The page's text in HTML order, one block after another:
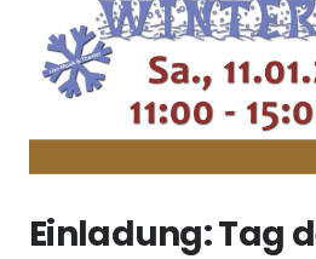
Einladung: Tag